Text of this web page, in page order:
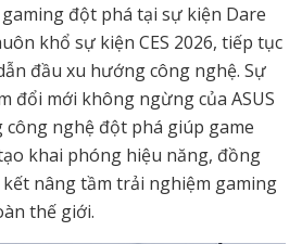
đột phá tại sự kiện Dare
khổ sự kiện CES 2026, tiếp tục
đầu xu hướng công nghệ. Sự
đổi mới không ngừng của ASUS
công nghệ đột phá giúp game
khai phóng hiệu năng, đồng
nâng tầm trải nghiệm gaming
thế giới.